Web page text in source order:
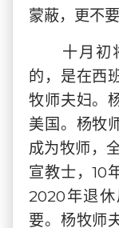
蒙蔽，更不
十月初将
的，是在西
牧师夫妇。
美国。杨牧
成为牧师，
宣教士，10
2020年退
要。杨牧师